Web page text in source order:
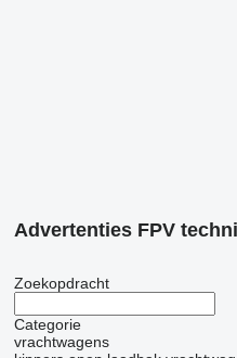
Advertenties FPV
Zoekopdracht
Categorie
vrachtwagens